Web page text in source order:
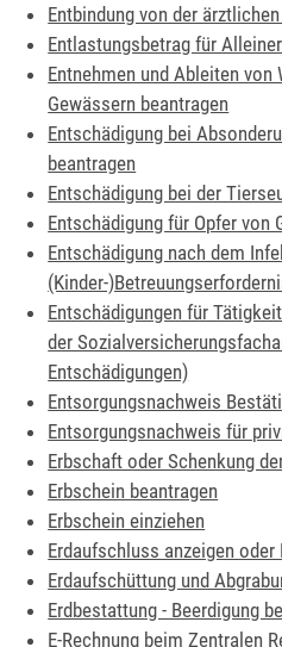
Entbindung von der
Entlastungsbetrag für
Entnehmen und Ableiten
Gewässern beantragen
Entschädigung bei
beantragen
Entschädigung bei der
Entschädigung für Opfer von
Entschädigung nach dem
(Kinder-
Entschädigungen für
der
Entschädigungen)
Entsorgungsnachweis
Entsorgungsnachweis für
Erbschaft oder Schenkung
Erbschein beantragen
Erbschein einziehen
Erdaufschluss anzeigen oder
Erdaufschüttung und
Erdbestattung - Beerdigung
E-Rechnung beim Zentralen